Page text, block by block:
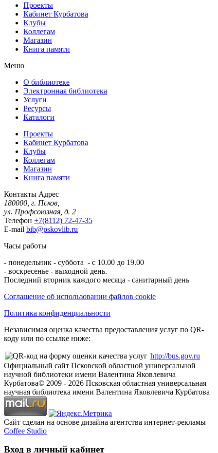
Проекты
Кабинет Курбатова
Клубы
Коллегам
Магазин
Книга памяти
Меню
О библиотеке
Электронная библиотека
Услуги
Ресурсы
Каталоги
Проекты
Кабинет Курбатова
Клубы
Коллегам
Магазин
Книга памяти
Контакты Адрес
180000, г. Псков,
ул. Профсоюзная, д. 2
Телефон +7(8112) 72-47-35
E-mail bib@pskovlib.ru
Часы работы
- понедельник - суббота - с 10.00 до 19.00
- воскресенье - выходной день.
Последний вторник каждого месяца - санитарный день
Соглашение об использовании файлов cookie
Политика конфиденциальности
Независимая оценка качества предоставления услуг по QR-
коду или по ссылке ниже:
http://bus.gov.ru
Официальный сайт Псковской областной универсальной
научной библиотеки имени Валентина Яковлевича
Курбатова© 2009 - 2026 Псковская областная универсальная
научная библиотека имени Валентина Яковлевича Курбатова
Сайт сделан на основе дизайна агентства интернет-рекламы
Coffee Studio
Вход в личный кабинет